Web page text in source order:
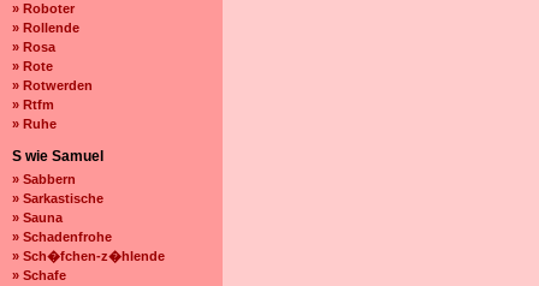
» Roboter
» Rollende
» Rosa
» Rote
» Rotwerden
» Rtfm
» Ruhe
S wie Samuel
» Sabbern
» Sarkastische
» Sauna
» Schadenfrohe
» Sch�fchen-z�hlende
» Schafe